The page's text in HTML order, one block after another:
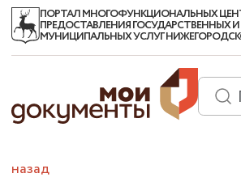
ПОРТАЛ МНОГОФУНКЦИОНАЛЬНЫХ
ПРЕДОСТАВЛЕНИЯ ГОСУДАРСТВЕННЫХ И
МУНИЦИПАЛЬНЫХ УСЛУГ
назад